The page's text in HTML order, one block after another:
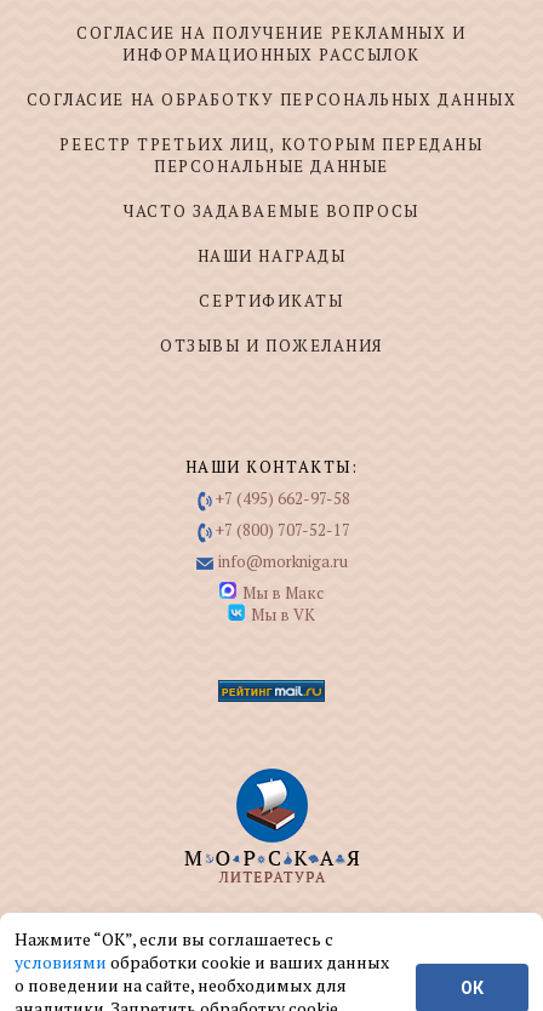
СОГЛАСИЕ НА ПОЛУЧЕНИЕ РЕКЛАМНЫХ И
ИНФОРМАЦИОННЫХ РАССЫЛОК
СОГЛАСИЕ НА ОБРАБОТКУ ПЕРСОНАЛЬНЫХ ДАННЫХ
РЕЕСТР ТРЕТЬИХ ЛИЦ, КОТОРЫМ ПЕРЕДАНЫ
ПЕРСОНАЛЬНЫЕ ДАННЫЕ
ЧАСТО ЗАДАВАЕМЫЕ ВОПРОСЫ
НАШИ НАГРАДЫ
СЕРТИФИКАТЫ
ОТЗЫВЫ И ПОЖЕЛАНИЯ
НАШИ КОНТАКТЫ:
+7 (495) 662-97-58
+7 (800) 707-52-17
info@morkniga.ru
Мы в Макс
Мы в VK
ООО "МОРКНИГА" занимается изданием и
реализацией книг на морскую тематику.
© ООО "МОРКНИГА", 2004 — 2026 г.
Нажмите “ОК”, если вы соглашаетесь с
условиями обработки cookie и ваших данных
о поведении на сайте, необходимых для
ОК